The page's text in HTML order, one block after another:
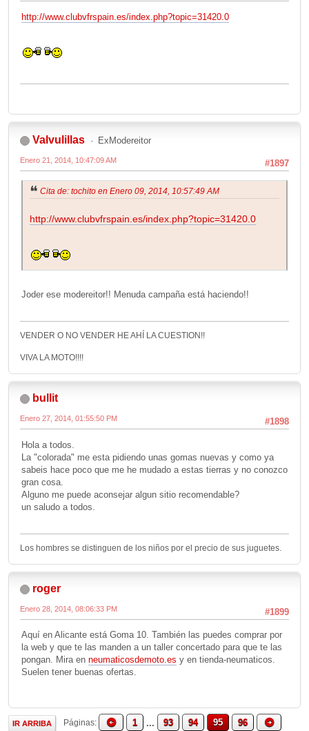
http://www.clubvfrspain.es/index.php?topic=31420.0
Valvulillas ExModereitor
#1897
Enero 21, 2014, 10:47:09 AM
Cita de: tochito en Enero 09, 2014, 10:57:49 AM
http://www.clubvfrspain.es/index.php?topic=31420.0
Joder ese modereitor!! Menuda campaña está haciendo!!
VENDER O NO VENDER HE AHÍ LA CUESTION!!
VIVA LA MOTO!!!!
bullit
#1898
Enero 27, 2014, 01:55:50 PM
Hola a todos.
La "colorada" me esta pidiendo unas gomas nuevas y como ya
sabeis hace poco que me he mudado a estas tierras y no conozco
gran cosa.
Alguno me puede aconsejar algun sitio recomendable?
un saludo a todos.
Los hombres se distinguen de los niños por el precio de sus juguetes.
roger
#1899
Enero 28, 2014, 08:06:33 PM
Aquí en Alicante está Goma 10. También las puedes comprar por
la web y que te las manden a un taller concertado para que te las
pongan. Mira en neumaticosdemoto.es y en tienda-neumaticos.
Suelen tener buenas ofertas.
IR ARRIBA Páginas 1 ... 93 94 95 96